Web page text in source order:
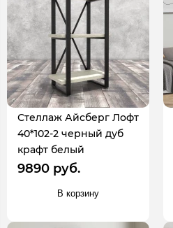
Стеллаж Айсберг Лофт
40*102-2 черный дуб
крафт белый
9890 руб.
В корзину